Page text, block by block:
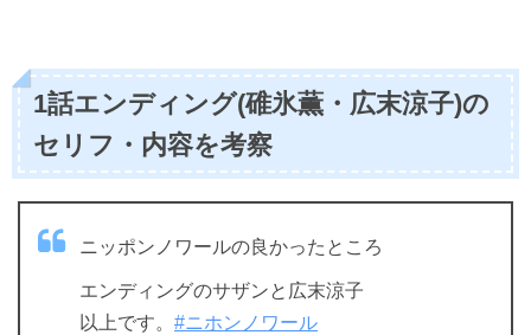
1話エンディング(碓氷薫・広末涼子)の
セリフ・内容を考察
ニッポンノワールの良かったところ
エンディングのサザンと広末涼子
以上です。 #ニホンノワール